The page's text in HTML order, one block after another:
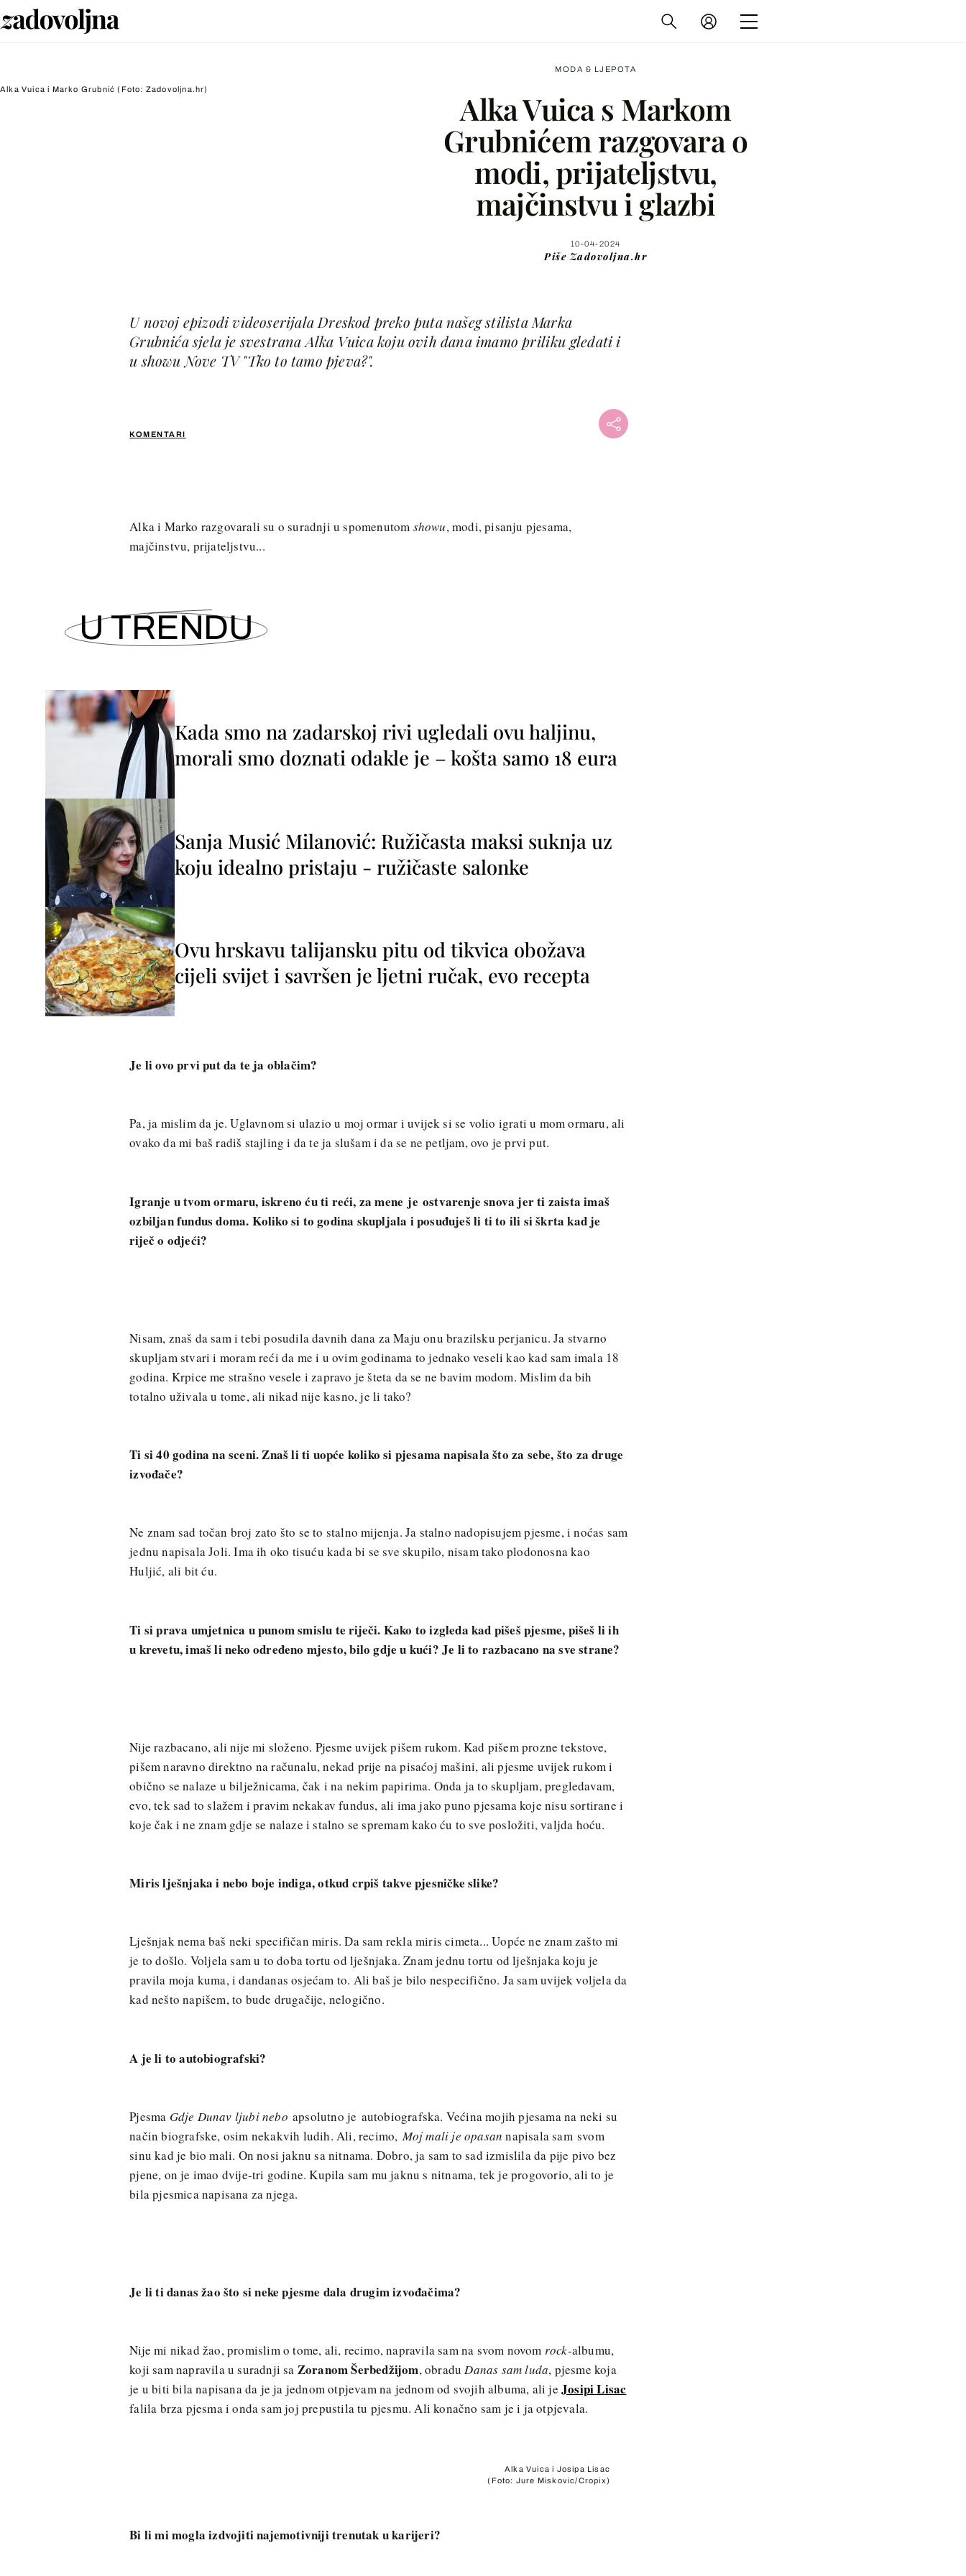
Alka Vuica i Marko Grubnić(Foto: Zadovoljna.hr)
MODA & LJEPOTA
Alka Vuica s Markom
Grubnićem razgovara o
modi, prijateljstvu,
majčinstvu i glazbi
10-04-2024
Piše Zadovoljna.hr
KOMENTARI
U novoj epizodi videoserijala Dreskod preko puta našeg stilista Marka
Grubnića sjela je svestrana Alka Vuica koju ovih dana imamo priliku gledati i
u showu Nove TV "Tko to tamo pjeva?".
Alka i Marko razgovarali su o suradnji u spomenutom showu, modi, pisanju pjesama,
majčinstvu, prijateljstvu...
U TRENDU
Kada smo na zadarskoj rivi ugledali ovu haljinu,
morali smo doznati odakle je – košta samo 18 eura
Sanja Musić Milanović: Ružičasta maksi suknja uz
koju idealno pristaju - ružičaste salonke
Ovu hrskavu talijansku pitu od tikvica obožava
cijeli svijet i savršen je ljetni ručak, evo recepta
Je li ovo prvi put da te ja oblačim?
Pa, ja mislim da je. Uglavnom si ulazio u moj ormar i uvijek si se volio igrati u mom ormaru, ali
ovako da mi baš radiš stajling i da te ja slušam i da se ne petljam, ovo je prvi put.
Igranje u tvom ormaru, iskreno ću ti reći, za mene je ostvarenje snova jer ti zaista imaš
ozbiljan fundus doma. Koliko si to godina skupljala i posuđuješ li ti to ili si škrta kad je
riječ o odjeći?
Nisam, znaš da sam i tebi posudila davnih dana za Maju onu brazilsku perjanicu. Ja stvarno
skupljam stvari i moram reći da me i u ovim godinama to jednako veseli kao kad sam imala 18
godina. Krpice me strašno vesele i zapravo je šteta da se ne bavim modom. Mislim da bih
totalno uživala u tome, ali nikad nije kasno, je li tako?
Ti si 40 godina na sceni. Znaš li ti uopće koliko si pjesama napisala što za sebe, što za druge
izvođače?
Ne znam sad točan broj zato što se to stalno mijenja. Ja stalno nadopisujem pjesme, i noćas sam
jednu napisala Joli. Ima ih oko tisuću kada bi se sve skupilo, nisam tako plodonosna kao
Huljić, ali bit ću.
Ti si prava umjetnica u punom smislu te riječi. Kako to izgleda kad pišeš pjesme, pišeš li ih
u krevetu, imaš li neko određeno mjesto, bilo gdje u kući? Je li to razbacano na sve strane?
Nije razbacano, ali nije mi složeno. Pjesme uvijek pišem rukom. Kad pišem prozne tekstove,
pišem naravno direktno na računalu, nekad prije na pisaćoj mašini, ali pjesme uvijek rukom i
obično se nalaze u bilježnicama, čak i na nekim papirima. Onda ja to skupljam, pregledavam,
evo, tek sad to slažem i pravim nekakav fundus, ali ima jako puno pjesama koje nisu sortirane i
koje čak i ne znam gdje se nalaze i stalno se spremam kako ću to sve posložiti, valjda hoću.
Miris lješnjaka i nebo boje indiga, otkud crpiš takve pjesničke slike?
Lješnjak nema baš neki specifičan miris. Da sam rekla miris cimeta... Uopće ne znam zašto mi
je to došlo. Voljela sam u to doba tortu od lješnjaka. Znam jednu tortu od lješnjaka koju je
pravila moja kuma, i dandanas osjećam to. Ali baš je bilo nespecifično. Ja sam uvijek voljela da
kad nešto napišem, to bude drugačije, nelogično.
A je li to autobiografski?
Pjesma Gdje Dunav ljubi nebo apsolutno je autobiografska. Većina mojih pjesama na neki su
način biografske, osim nekakvih ludih. Ali, recimo,Moj mali je opasannapisala sam svom
sinu kad je bio mali. On nosi jaknu sa nitnama. Dobro, ja sam to sad izmislila da pije pivo bez
pjene, on je imao dvije-tri godine. Kupila sam mu jaknu s nitnama, tek je progovorio, ali to je
bila pjesmica napisana za njega.
Je li ti danas žao što si neke pjesme dala drugim izvođačima?
Nije mi nikad žao, promislim o tome, ali, recimo, napravila sam na svom novom rock-albumu,
koji sam napravila u suradnji sa Zoranom Šerbedžijom, obraduDanas sam luda, pjesme koja
je u biti bila napisana da je ja jednom otpjevam na jednom od svojih albuma, ali je Josipi Lisac
falila brza pjesma i onda sam joj prepustila tu pjesmu. Ali konačno sam je i ja otpjevala.
Alka Vuica i Josipa Lisac
(Foto: Jure Miskovic/Cropix)
Bi li mi mogla izdvojiti najemotivniji trenutak u karijeri?